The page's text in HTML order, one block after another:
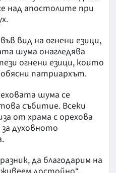
над апостолите при
вид на огнени езици,
шума онагледява
огнени езици, които
патриархът.
шума се
събитие. Всеки
от храма с орехова
духовното
да благодарим на